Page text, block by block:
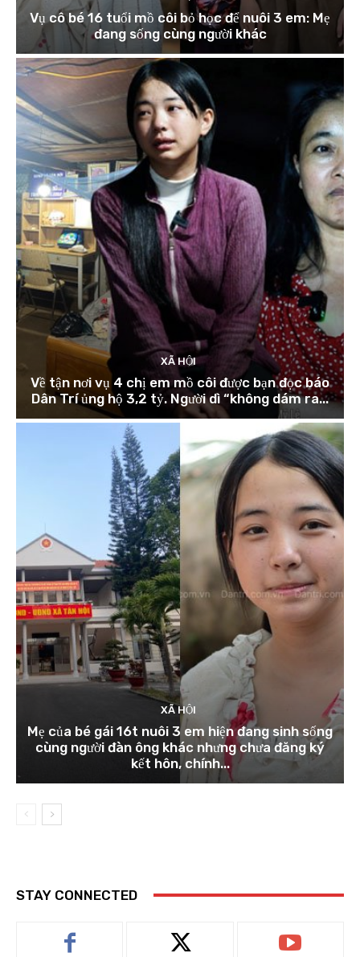
Vụ cô bé 16 tuổi mồ côi bỏ học để nuôi 3 em: Mẹ
đang sống cùng người khác
XÃ HỘI
Về tận nơi vụ 4 chị em mồ côi được bạn đọc báo
Dân Trí ủng hộ 3,2 tỷ. Người dì “không dám ra...
XÃ HỘI
Mẹ của bé gái 16t nuôi 3 em hiện đang sinh sống
cùng người đàn ông khác nhưng chưa đăng ký
kết hôn, chính...
STAY CONNECTED